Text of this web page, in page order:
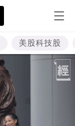
美股科技股